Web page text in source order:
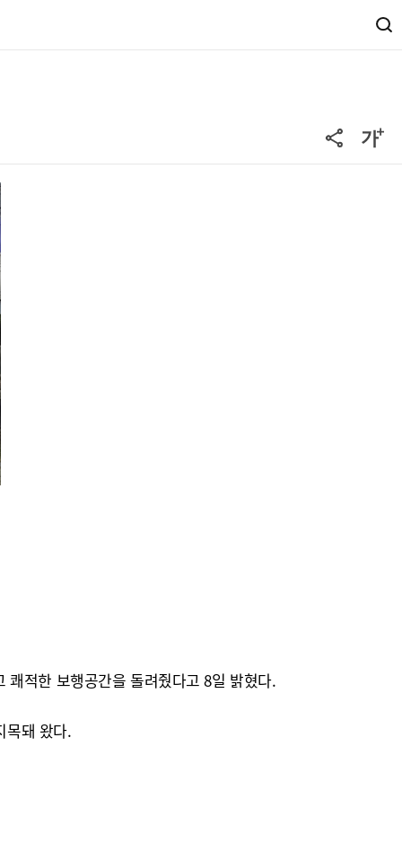
적한 보행공간을 돌려줬다고 8일 밝혔다.
목돼 왔다.